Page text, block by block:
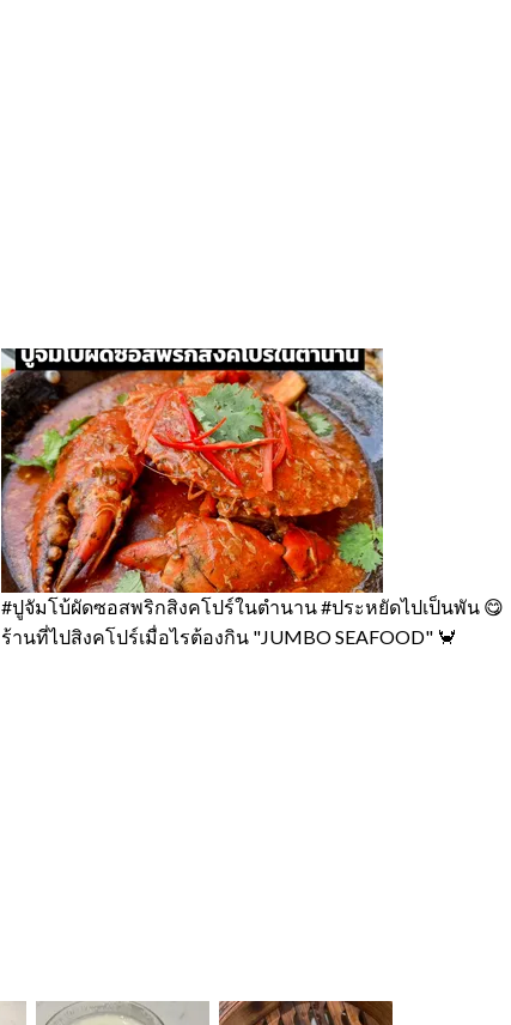
#ปูจัมโบ้ผัดซอสพริกสิงคโปร์ในตำนาน #ประหยัดไปเป็นพัน 😋
ร้านที่ไปสิงคโปร์เมื่อไรต้องกิน "JUMBO SEAFOOD" 🦀